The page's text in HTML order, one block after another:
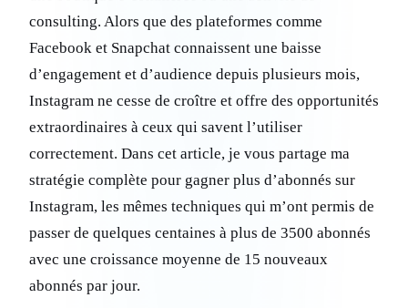
consulting. Alors que des plateformes comme
Facebook et Snapchat connaissent une baisse
d’engagement et d’audience depuis plusieurs mois,
Instagram ne cesse de croître et offre des opportunités
extraordinaires à ceux qui savent l’utiliser
correctement. Dans cet article, je vous partage ma
stratégie complète pour gagner plus d’abonnés sur
Instagram, les mêmes techniques qui m’ont permis de
passer de quelques centaines à plus de 3500 abonnés
avec une croissance moyenne de 15 nouveaux
abonnés par jour.